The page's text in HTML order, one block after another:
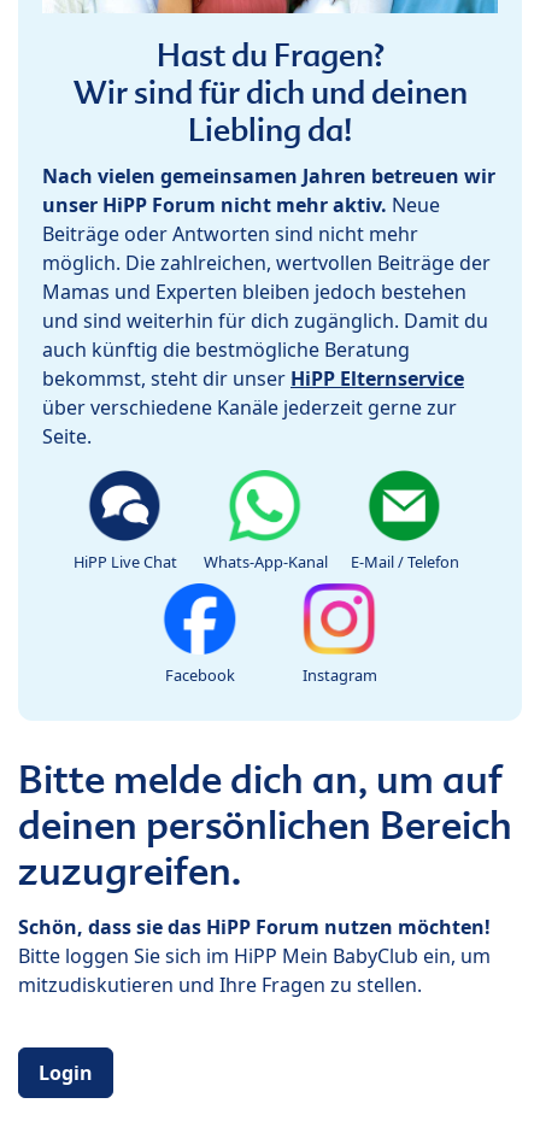
Hast du Fragen?
Wir sind für dich und deinen
Liebling da!
Nach vielen gemeinsamen Jahren betreuen wir
unser HiPP Forum nicht mehr aktiv. Neue
Beiträge oder Antworten sind nicht mehr
möglich. Die zahlreichen, wertvollen Beiträge der
Mamas und Experten bleiben jedoch bestehen
und sind weiterhin für dich zugänglich. Damit du
auch künftig die bestmögliche Beratung
bekommst, steht dir unser HiPP Elternservice
über verschiedene Kanäle jederzeit gerne zur
Seite.
HiPP Live Chat Whats-App-Kanal E-Mail / Telefon
Facebook Instagram
Bitte melde dich an, um auf
deinen persönlichen Bereich
zuzugreifen.
Schön, dass sie das HiPP Forum nutzen möchten!
Bitte loggen Sie sich im HiPP Mein BabyClub ein, um
mitzudiskutieren und Ihre Fragen zu stellen.
Login